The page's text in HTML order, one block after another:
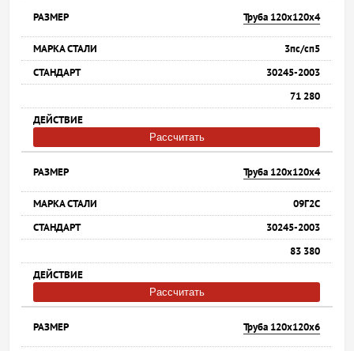
Труба 120х120х4
3пс/сп5
30245-2003
71 280
Рассчитать
Труба 120х120х4
09Г2С
30245-2003
83 380
Рассчитать
Труба 120х120х6